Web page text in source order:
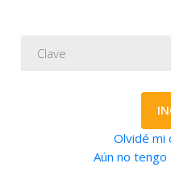
Olvidé mi
Aún no tengo